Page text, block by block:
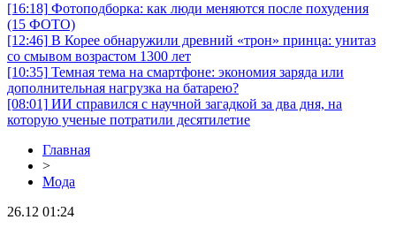
[16:18] Фотоподборка: как люди меняются после похудения
(15 ФОТО)
[12:46] В Корее обнаружили древний «трон» принца: унитаз
со смывом возрастом 1300 лет
[10:35] Темная тема на смартфоне: экономия заряда или
дополнительная нагрузка на батарею?
[08:01] ИИ справился с научной загадкой за два дня, на
которую ученые потратили десятилетие
Главная
>
Мода
26.12 01:24